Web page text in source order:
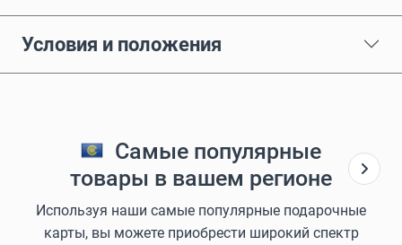
Условия и положения
Самые популярные
товары в вашем регионе
Используя наши самые популярные подарочные
карты, вы можете приобрести широкий спектр